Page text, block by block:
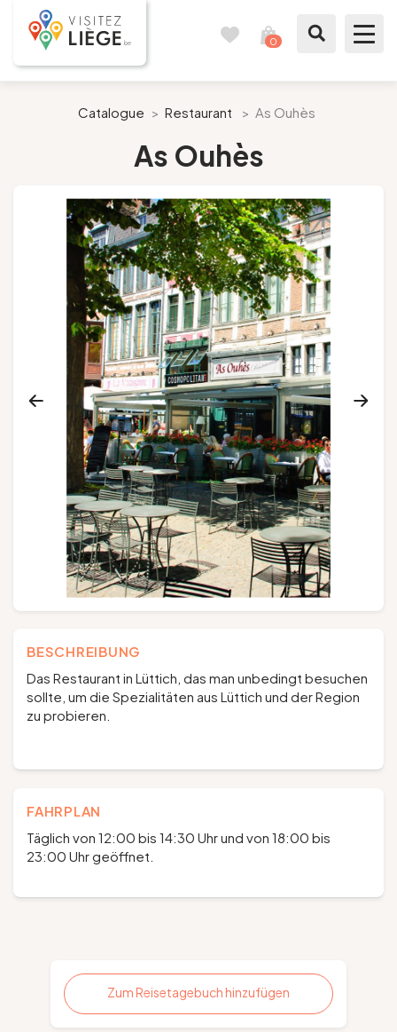
0
Wie ein Bürger von Lüttich
Meinen Aufenthalt vorbereiten
Unsere Vorschläge
Stadt Lüttich
Folgen Sie uns
Gruppen und Reiseveranstalter
FR EN NL DE
Catalogue > Restaurant > As Ouhès
As Ouhès
BESCHREIBUNG
Das Restaurant in Lüttich, das man unbedingt besuchen
sollte, um die Spezialitäten aus Lüttich und der Region
zu probieren.
FAHRPLAN
Täglich von 12:00 bis 14:30 Uhr und von 18:00 bis
23:00 Uhr geöffnet.
Zum Reisetagebuch hinzufügen